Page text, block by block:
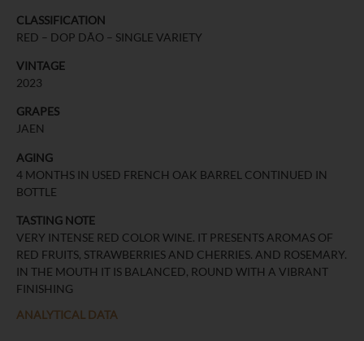
CLASSIFICATION
RED – DOP DÃO – SINGLE VARIETY
VINTAGE
2023
GRAPES
JAEN
AGING
4 MONTHS IN USED FRENCH OAK BARREL CONTINUED IN
BOTTLE
TASTING NOTE
VERY INTENSE RED COLOR WINE. IT PRESENTS AROMAS OF
RED FRUITS, STRAWBERRIES AND CHERRIES. AND ROSEMARY.
IN THE MOUTH IT IS BALANCED, ROUND WITH A VIBRANT
FINISHING
ANALYTICAL DATA